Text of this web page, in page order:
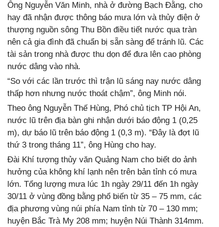
Ông Nguyễn Văn Minh, nhà ở đường Bạch Đằng, cho
hay đã nhận được thông báo mưa lớn và thủy điện ở
thượng nguồn sông Thu Bồn điều tiết nước qua tràn
nên cả gia đình đã chuẩn bị sẵn sàng để tránh lũ. Các
tài sản trong nhà được thu dọn để đưa lên cao phòng
nước dâng vào nhà.
“So với các lần trước thì trận lũ sáng nay nước dâng
thấp hơn nhưng nước thoát chậm”, ông Minh nói.
Theo ông Nguyễn Thế Hùng, Phó chủ tịch TP Hội An,
nước lũ trên địa bàn ghi nhận dưới báo động 1 (0,25
m), dự báo lũ trên báo động 1 (0,3 m). “Đây là đợt lũ
thứ 3 trong tháng 11”, ông Hùng cho hay.
Đài Khí tượng thủy văn Quảng Nam cho biết do ảnh
hưởng của không khí lạnh nên trên bản tỉnh có mưa
lớn. Tổng lượng mưa lúc 1h ngày 29/11 đến 1h ngày
30/11 ở vùng đồng bằng phổ biến từ 35 – 75 mm, các
địa phương vùng núi phía Nam tỉnh từ 70 – 130 mm;
huyện Bắc Trà My 208 mm; huyện Núi Thành 314mm.